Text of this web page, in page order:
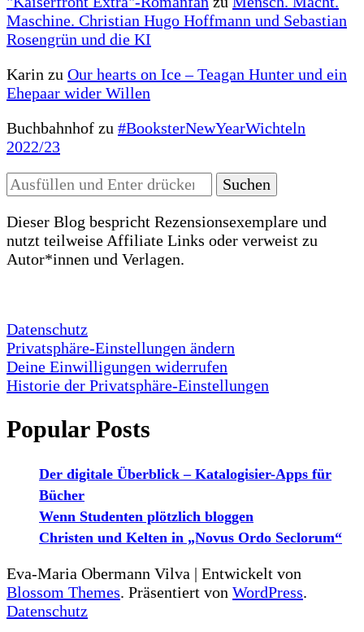
Maschine. Christian Hugo Hoffmann und Sebastian
Rosengrün und die KI
Karin zu Our hearts on Ice – Teagan Hunter und ein
Ehepaar wider Willen
Buchbahnhof zu #BooksterNewYearWichteln
2022/23
Suchst
du
nach
etwas?
Dieser Blog bespricht Rezensionsexemplare und
nutzt teilweise Affiliate Links oder verweist zu
Autor*innen und Verlagen.
Datenschutz
Privatsphäre-Einstellungen ändern
Deine Einwilligungen widerrufen
Historie der Privatsphäre-Einstellungen
Popular Posts
Der digitale Überblick – Katalogisier-Apps für
Bücher
Wenn Studenten plötzlich bloggen
Christen und Kelten in „Novus Ordo Seclorum“
Eva-Maria Obermann Vilva | Entwickelt von
Blossom Themes. Präsentiert von WordPress.
Datenschutz